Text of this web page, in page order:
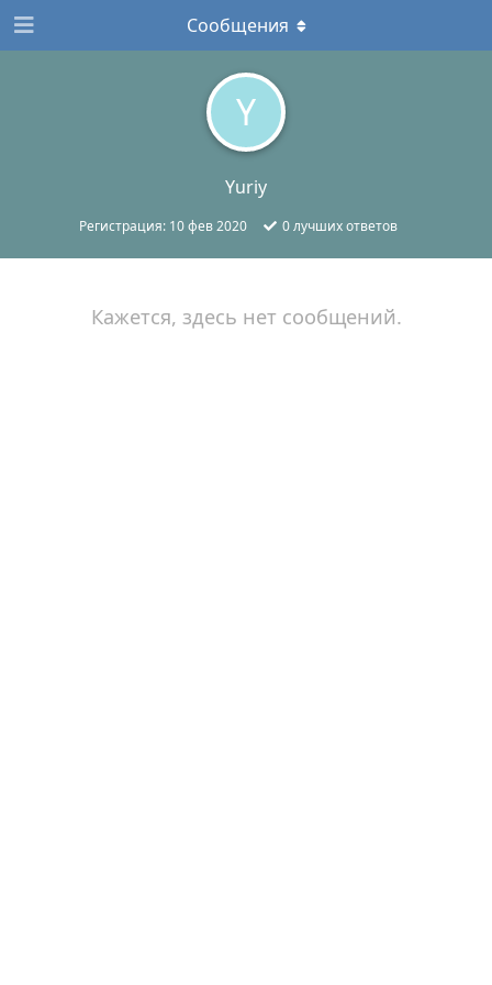
Y
Yuriy
Регистрация: 10 фев 2020 0лучших ответов
Сообщения
Кажется, здесь нет сообщений.